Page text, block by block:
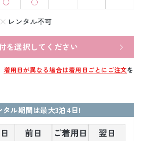
レンタル不可
を選択してください
着用日が異なる場合は着用日ごとにご注文を
タル期間は最大3泊4日!